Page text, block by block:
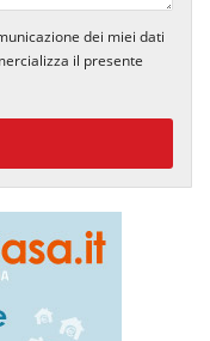
dei miei dati
il presente